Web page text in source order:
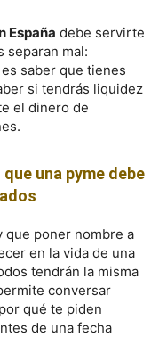
España debe servirte
separan mal:
saber que tienes
si tendrás liquidez
el dinero de
una pyme debe
que poner nombre a
en la vida de una
tendrán la misma
conversar
qué te piden
de una fecha